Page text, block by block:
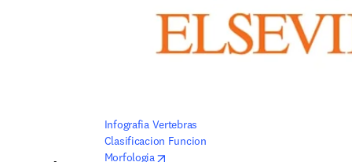
Infografia Vertebras
Clasificacion Funcion
Morfologia